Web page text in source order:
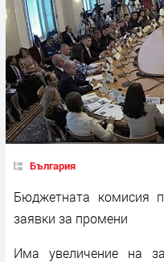
България
Бюджетната комисия
заявки за промени
Има увеличение на